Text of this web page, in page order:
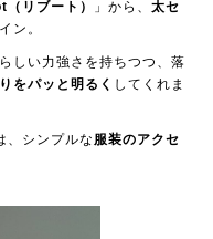
リブート） 」から、 太セ
ン。
らしい力強さを持ちつつ、落
をパッと明るく してくれま
、シンプルな 服装のアクセ